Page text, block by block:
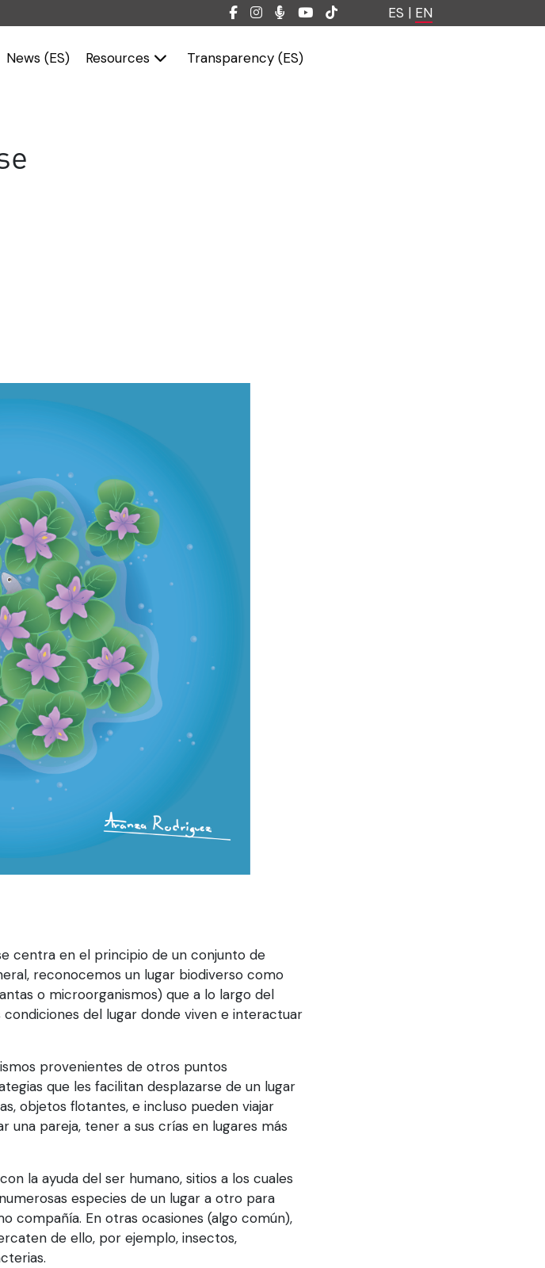
ES | EN
News (ES) Resources Transparency (ES)
centra en el principio de un conjunto de
reconocemos un lugar biodiverso como
o microorganismos) que a lo largo del
del lugar donde viven e interactuar
provenientes de otros puntos
que les facilitan desplazarse de un lugar
objetos flotantes, e incluso pueden viajar
pareja, tener a sus crías en lugares más
la ayuda del ser humano, sitios a los cuales
especies de un lugar a otro para
compañía. En otras ocasiones (algo común),
de ello, por ejemplo, insectos,